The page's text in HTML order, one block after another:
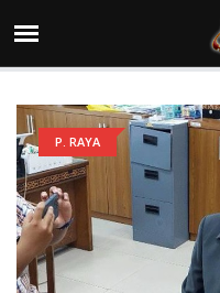
P. RAYA